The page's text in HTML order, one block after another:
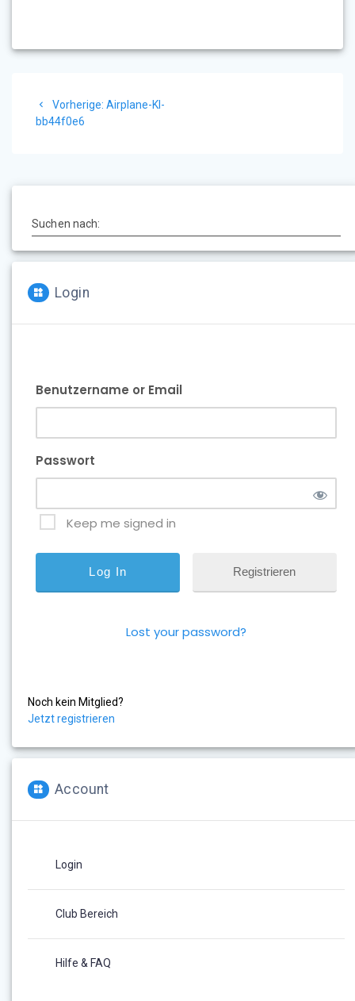
Vorherige: Vorheriger
Airplane-KI-
bb44f0e6
Suchen nach:
Login
Benutzername or Email
Passwort
Keep me signed in
Registrieren
Lost your password?
Noch kein Mitglied?
Jetzt registrieren
Account
Login
Club Bereich
Hilfe & FAQ